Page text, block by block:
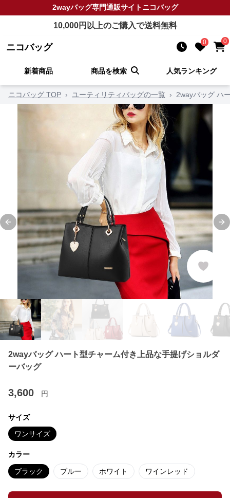
2wayバッグ専門通販サイトニコバッグ
10,000円以上のご購入で送料無料
ニコバッグ 0 0
新着商品 商品を検索 人気ランキング
ニコバッグ TOP › ユーティリティバッグの一覧 › 2wayバッグ ハ
Previous slide
2wayバッグ ハート型チャーム付き上品な手提げショルダ
ーバッグ
3,600 円
サイズ
ワンサイズ
カラー
ブラック ブルー ホワイト ワインレッド